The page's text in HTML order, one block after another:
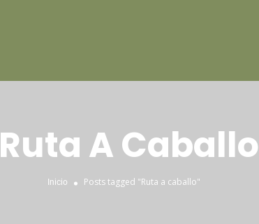
Ruta A Caballo
Inicio Posts tagged "Ruta a caballo"